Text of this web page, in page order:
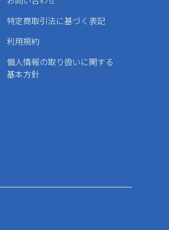
特定商取引法に基づく表記
利用規約
個人情報の取り扱いに関する
基本方針